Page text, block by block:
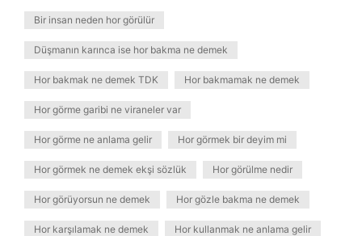
Bir insan neden hor görülür
Düşmanın karınca ise hor bakma ne demek
Hor bakmak ne demek TDK Hor bakmamak ne demek
Hor görme garibi ne viraneler var
Hor görme ne anlama gelir Hor görmek bir deyim mi
Hor görmek ne demek ekşi sözlük Hor görülme nedir
Hor görüyorsun ne demek Hor gözle bakma ne demek
Hor karşılamak ne demek Hor kullanmak ne anlama gelir